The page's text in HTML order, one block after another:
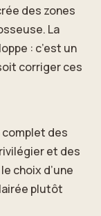
des zones
La
: c’est un
corriger ces
complet des
et des
choix d’une
plutôt